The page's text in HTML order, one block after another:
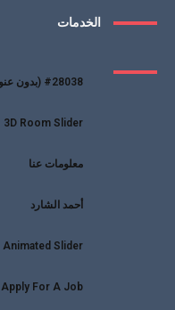
الخدمات
#28038 (بدون عنوان)
3D Room Slider
معلومات عنا
أحمد الشارد
Animated Slider
Apply For A Job